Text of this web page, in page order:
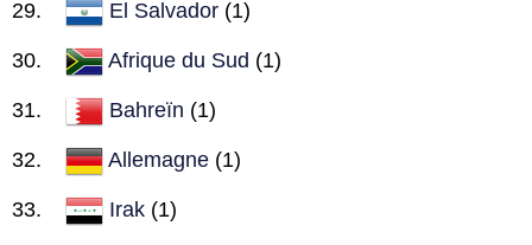
El Salvador (1)
Afrique du Sud (1)
Bahreïn (1)
Allemagne (1)
Irak (1)